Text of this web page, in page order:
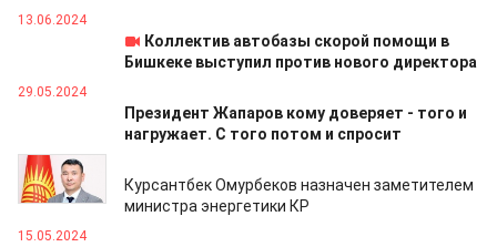
13.06.2024
Коллектив автобазы скорой помощи в
Бишкеке выступил против нового директора
29.05.2024
Президент Жапаров кому доверяет - того и
нагружает. С того потом и спросит
18.05.2024
Курсантбек Омурбеков назначен заметителем
министра энергетики КР
15.05.2024